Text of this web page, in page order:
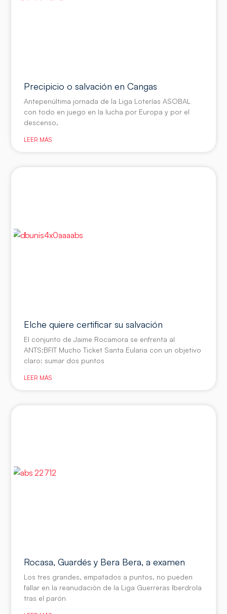
Precipicio o salvación en Cangas
Antepenúltima jornada de la Liga Loterías ASOBAL
con todo en juego en la lucha por Europa y por el
descenso,
LEER MÁS
Elche quiere certificar su salvación
El conjunto de Jaime Rocamora se enfrenta al
ANTS:BFIT Mucho Ticket Santa Eularia con un objetivo
claro: sumar dos puntos
LEER MÁS
Rocasa, Guardés y Bera Bera, a examen
Los tres grandes, empatados a puntos, no pueden
fallar en la reanudación de la Liga Guerreras Iberdrola
tras el parón